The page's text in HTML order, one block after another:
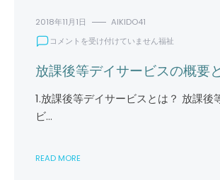
2018年11月1日
AIKIDO41
放
後
等
デ
イ
サ
ス
コメントを受け付けていません福祉
放課後等デイサービスの概要
1.放課後等デイサービスとは？ 放課後
ビ…
READ MORE